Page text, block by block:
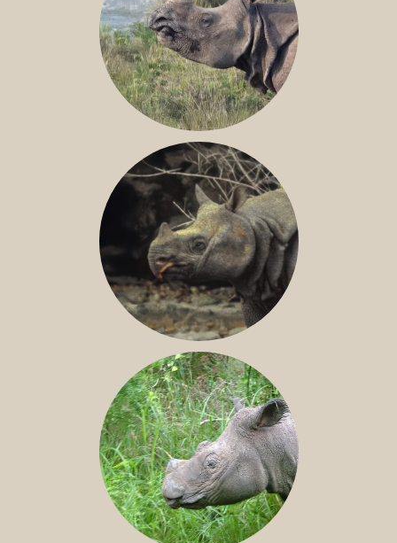
GREATER ONE-HORNED RHINO
JAVAN RHINO